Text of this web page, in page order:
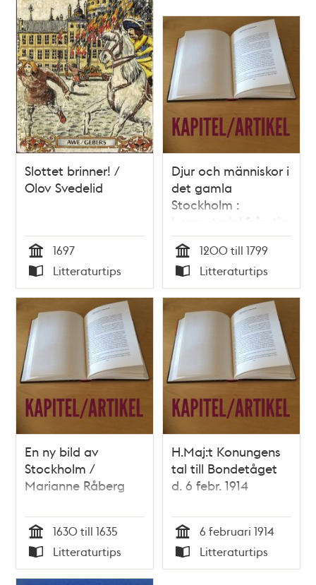
Slottet brinner! /
Olov Svedelid
Tid
1697
Typ
Litteraturtips
Djur och människor i
det gamla
Stockholm :
benmaterial från tio
års undersökningar
/ Johanna Karlsson
Tid
1200 till 1799
Typ
Litteraturtips
En ny bild av
Stockholm /
Marianne Råberg
Tid
1630 till 1635
Typ
Litteraturtips
H.Maj:t Konungens
tal till Bondetåget
d. 6 febr. 1914
Tid
6 februari 1914
Typ
Litteraturtips